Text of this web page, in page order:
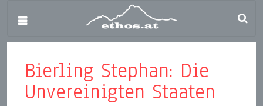
Bierling Stephan: Die
Unvereinigten Staaten